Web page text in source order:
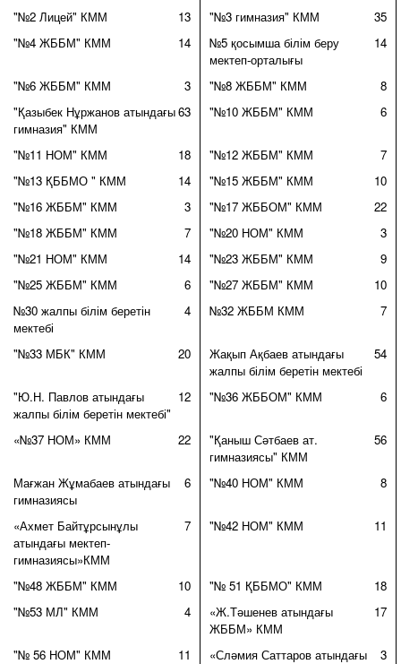
"№2 Лицей" КММ
13 "№3 гимназия" КММ
35
"№4 ЖББМ" КММ
14
№5 қосымша білім беру
мектеп-орталығы
14
"№6 ЖББМ" КММ 3 "№8 ЖББМ" КММ
8
"Қазыбек Нұржанов атындағы
гимназия" КММ
63 "№10 ЖББМ" КММ 6
"№11 НОМ" КММ 18 "№12 ЖББМ" КММ
7
"№13 ҚББМО " КММ
14 "№15 ЖББМ" КММ
10
"№16 ЖББМ" КММ
3 "№17 ЖББОМ" КММ
22
"№18 ЖББМ" КММ
7 "№20 НОМ" КММ
3
"№21 НОМ" КММ
14 "№23 ЖББМ" КММ
9
"№25 ЖББМ" КММ
6 "№27 ЖББМ" КММ
10
№30 жалпы білім беретін
мектебі
4 №32 ЖББМ КММ 7
"№33 МБК" КММ 20
Жақып Ақбаев атындағы
жалпы білім беретін мектебі
54
"Ю.Н. Павлов атындағы
жалпы білім беретін мектебі"
12 "№36 ЖББОМ" КММ 6
«№37 НОМ» КММ 22
"Қаныш Сәтбаев ат.
гимназиясы" КММ
56
Мағжан Жұмабаев атындағы
гимназиясы
6 "№40 НОМ" КММ 8
«Ахмет Байтұрсынұлы
атындағы мектеп-
гимназиясы»КММ
7 "№42 НОМ" КММ 11
"№48 ЖББМ" КММ 10 "№ 51 ҚББМО" КММ
18
"№53 МЛ" КММ
4
«Ж.Тәшенев атындағы
ЖББМ» КММ
17
"№ 56 НОМ" КММ 11
«Сләмия Саттаров атындағы
3